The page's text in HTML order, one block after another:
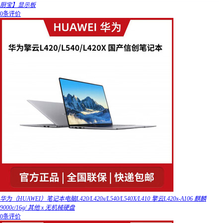
厨宝】显示板
0条评价
华为（HUAWEI）笔记本电脑L420/L420x/L540/L540X/L410 擎云L420x-A106 麒麟
9000c/16g/ 其他 x 无机械硬盘
0条评价